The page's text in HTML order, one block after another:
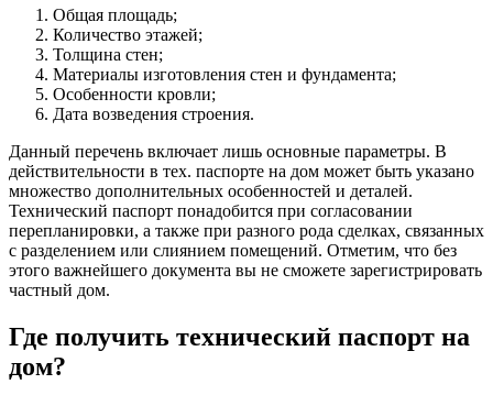
Общая площадь;
Количество этажей;
Толщина стен;
Материалы изготовления стен и фундамента;
Особенности кровли;
Дата возведения строения.
Данный перечень включает лишь основные параметры. В
действительности в тех. паспорте на дом может быть указано
множество дополнительных особенностей и деталей.
Технический паспорт понадобится при согласовании
перепланировки, а также при разного рода сделках, связанных
с разделением или слиянием помещений. Отметим, что без
этого важнейшего документа вы не сможете зарегистрировать
частный дом.
Где получить технический паспорт на
дом?